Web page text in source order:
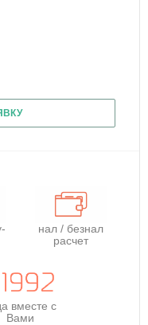
нал / безнал
расчет
вместе с
Вами